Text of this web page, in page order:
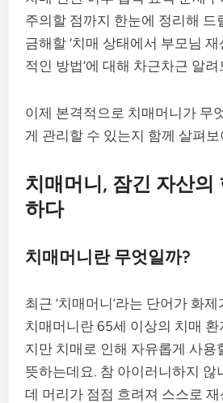
주의할 점까지 한눈에 정리해 드
금해할 ‘치매 상태에서 부모님
적인 방법’에 대해 차근차근 알
이제 본격적으로 치매머니가 무
게 관리할 수 있는지 함께 살펴보
치매머니, 잠긴 자산의
하다
치매머니란 무엇일까?
최근 ‘치매머니’라는 단어가 화
치매머니란 65세 이상의 치매
지만 치매로 인해 자유롭게 사용
뜻하는데요. 참 아이러니하지 않
데 머리가 점점 흐려져 스스로